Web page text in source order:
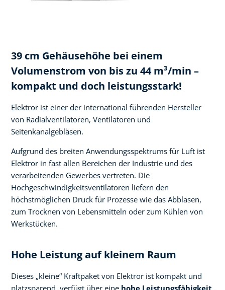
39 cm Gehäusehöhe bei einem
Volumenstrom von bis zu 44 m³/min –
kompakt und doch leistungsstark!
Elektror ist einer der international führenden Hersteller
von Radialventilatoren, Ventilatoren und
Seitenkanalgebläsen.
Aufgrund des breiten Anwendungsspektrums für Luft ist
Elektror in fast allen Bereichen der Industrie und des
verarbeitenden Gewerbes vertreten. Die
Hochgeschwindigkeitsventilatoren liefern den
höchstmöglichen Druck für Prozesse wie das Abblasen,
zum Trocknen von Lebensmitteln oder zum Kühlen von
Werkstücken.
Hohe Leistung auf kleinem Raum
Dieses „kleine“ Kraftpaket von Elektror ist kompakt und
platzsparend, verfügt über eine hohe Leistungsfähigkeit,